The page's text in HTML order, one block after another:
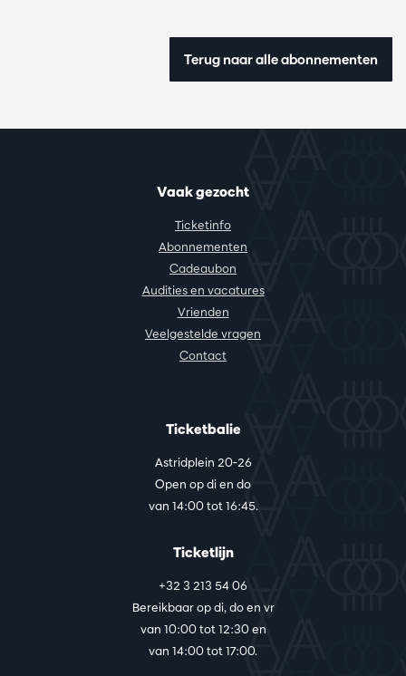
Terug naar alle abonnementen
Vaak gezocht
Ticketinfo
Abonnementen
Cadeaubon
Audities en vacatures
Vrienden
Veelgestelde vragen
Contact
Ticketbalie
Astridplein 20-26
Open op di en do
van 14:00 tot 16:45.
Ticketlijn
+32 3 213 54 06
Bereikbaar op di, do en vr
van 10:00 tot 12:30 en
van 14:00 tot 17:00.